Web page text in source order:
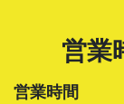
営業
営業時間